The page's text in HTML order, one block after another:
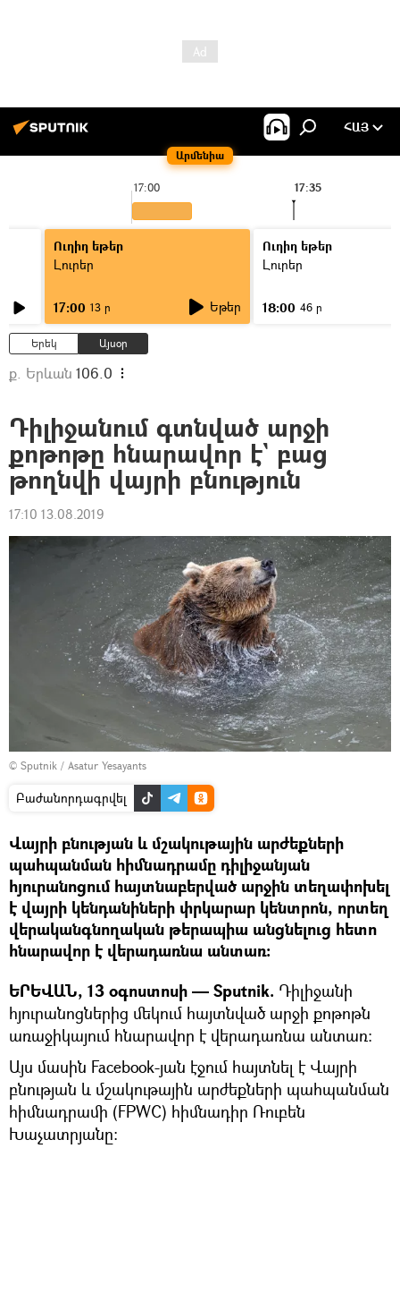
Արմենիա
ՀԱՅ
17:00 17:35
Ուղիղ եթեր
Լուրեր
17:00 13 ր Եթեր
Ուղիղ եթեր
Լուրեր
18:00 46 ր
Երեկ Այսօր
ք. Երևան 106.0
Դիլիջանում գտնված արջի
քոթոթը հնարավոր է` բաց
թողնվի վայրի բնություն
17:10 13.08.2019
© Sputnik / Asatur Yesayants
Բաժանորդագրվել
Վայրի բնության և մշակութային արժեքների
պահպանման հիմնադրամը դիլիջանյան
հյուրանոցում հայտնաբերված արջին տեղափոխել
է վայրի կենդանիների փրկարար կենտրոն, որտեղ
վերականգնողական թերապիա անցնելուց հետո
հնարավոր է վերադառնա անտառ։
ԵՐԵՎԱՆ, 13 օգոստոսի — Sputnik. Դիլիջանի
հյուրանոցներից մեկում հայտնված արջի քոթոթն
առաջիկայում հնարավոր է վերադառնա անտառ։
Այս մասին Facebook-յան էջում հայտնել է Վայրի
բնության և մշակութային արժեքների պահպանման
հիմնադրամի (FPWC) հիմնադիր Ռուբեն
Խաչատրյանը։